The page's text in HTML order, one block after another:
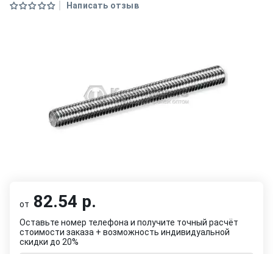
Написать отзыв
от 82.54 р.
Оставьте номер телефона и получите точный расчёт
стоимости заказа + возможность индивидуальной
скидки до 20%